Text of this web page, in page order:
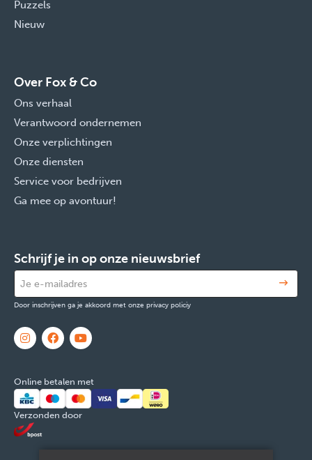
Puzzels
Nieuw
Over Fox & Co
Ons verhaal
Verantwoord ondernemen
Onze verplichtingen
Onze diensten
Service voor bedrijven
Ga mee op avontuur!
Schrijf je in op onze nieuwsbrief
Door inschrijven ga je akkoord met onze privacy policiy
Online betalen met
Verzonden door